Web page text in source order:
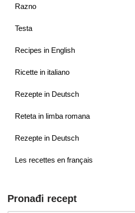
Razno
Testa
Recipes in English
Ricette in italiano
Rezepte in Deutsch
Reteta in limba romana
Rezepte in Deutsch
Les recettes en français
Pronađi recept